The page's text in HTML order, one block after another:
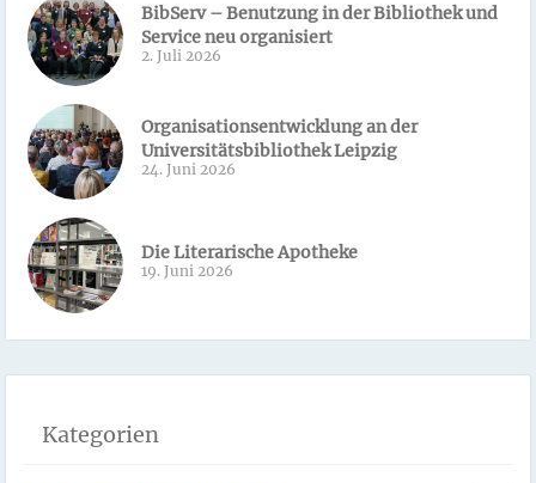
BibServ – Benutzung in der Bibliothek und
Service neu organisiert
2. Juli 2026
Organisationsentwicklung an der
Universitätsbibliothek Leipzig
24. Juni 2026
Die Literarische Apotheke
19. Juni 2026
Kategorien